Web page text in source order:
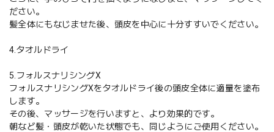
ださい。
髪全体にもなじませた後、頭皮を中心に十分すすいでください。
4.タオルドライ
5.フォルスナリシングX
フォルスナリシングXをタオルドライ後の頭皮全体に適量を塗布
します。
その後、マッサージを行いますと、より効果的です。
朝など髪・頭皮が乾いた状態でも、同じようにご使用ください。